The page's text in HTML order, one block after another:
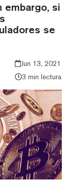
embargo, si
se
Jun 13, 2021
3 min lectura